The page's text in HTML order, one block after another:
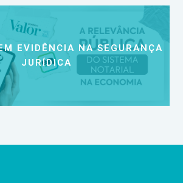
EVIDÊNCIA NA SEGURANÇA
JURÍDICA